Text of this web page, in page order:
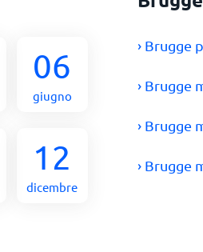
06
giugno
12
dicembre
› Brugge
› Brugge
› Brugge
› Brugge